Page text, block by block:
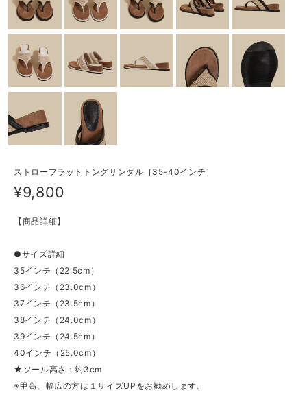
ストローフラットトングサンダル［35-40インチ］
¥9,800
【商品詳細】
●サイズ詳細
35インチ（22.5cm）
36インチ（23.0cm）
37インチ（23.5cm）
38インチ（24.0cm）
39インチ（24.5cm）
40インチ（25.0cm）
★ソール高さ：約3cm
※甲高、幅広の方は１サイズUPをお勧めします。